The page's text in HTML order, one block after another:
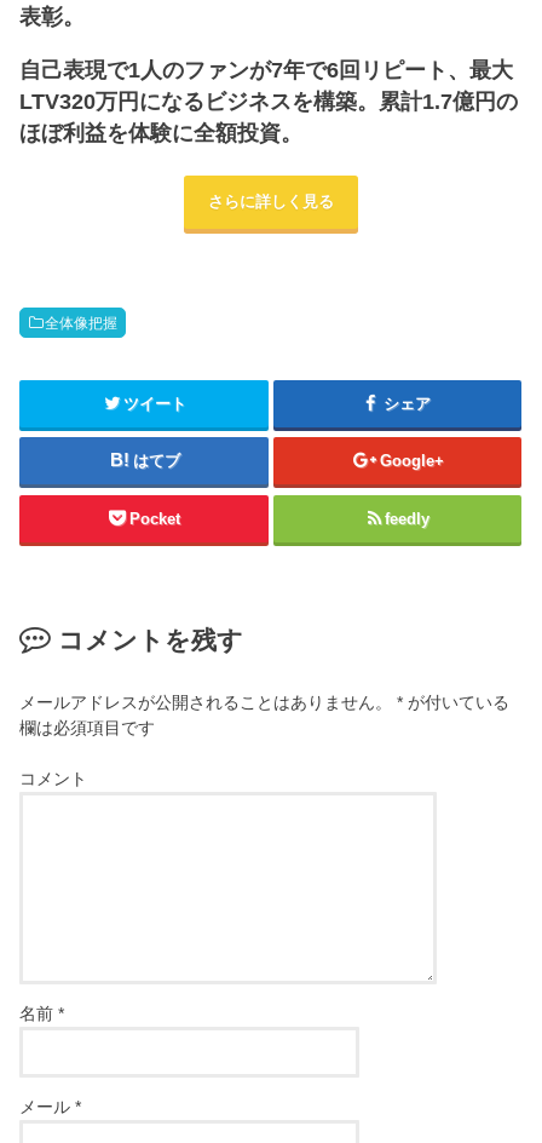
表彰。
自己表現で1人のファンが7年で6回リピート、最大
LTV320万円になるビジネスを構築。累計1.7億円の
ほぼ利益を体験に全額投資。
さらに詳しく見る
全体像把握
ツイート シェア
はてブ Google+
Pocket feedly
コメントを残す
メールアドレスが公開されることはありません。 * が付いている
欄は必須項目です
コメント
名前*
メール*